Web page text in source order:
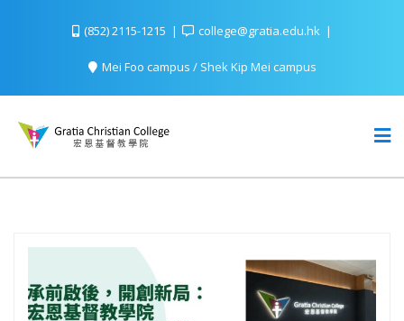
(852) 2115-1215 college@gratia.edu.hk
Mei Foo campus / Shek Kip Mei campus